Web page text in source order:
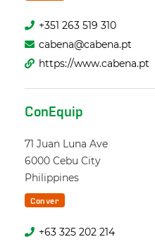
+351 263 519 310
cabena@cabena.pt
https://www.cabena.pt
ConEquip
71 Juan Luna Ave
6000 Cebu City
Philippines
Conver
+63 325 202 214